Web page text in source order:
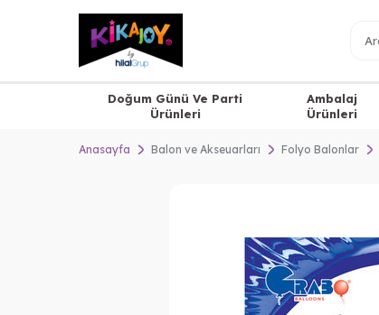
Doğum Günü Ve Parti
Ürünleri
Ambalaj
Ürünleri
Anasayfa Balon ve Akseuarları Folyo Balonlar